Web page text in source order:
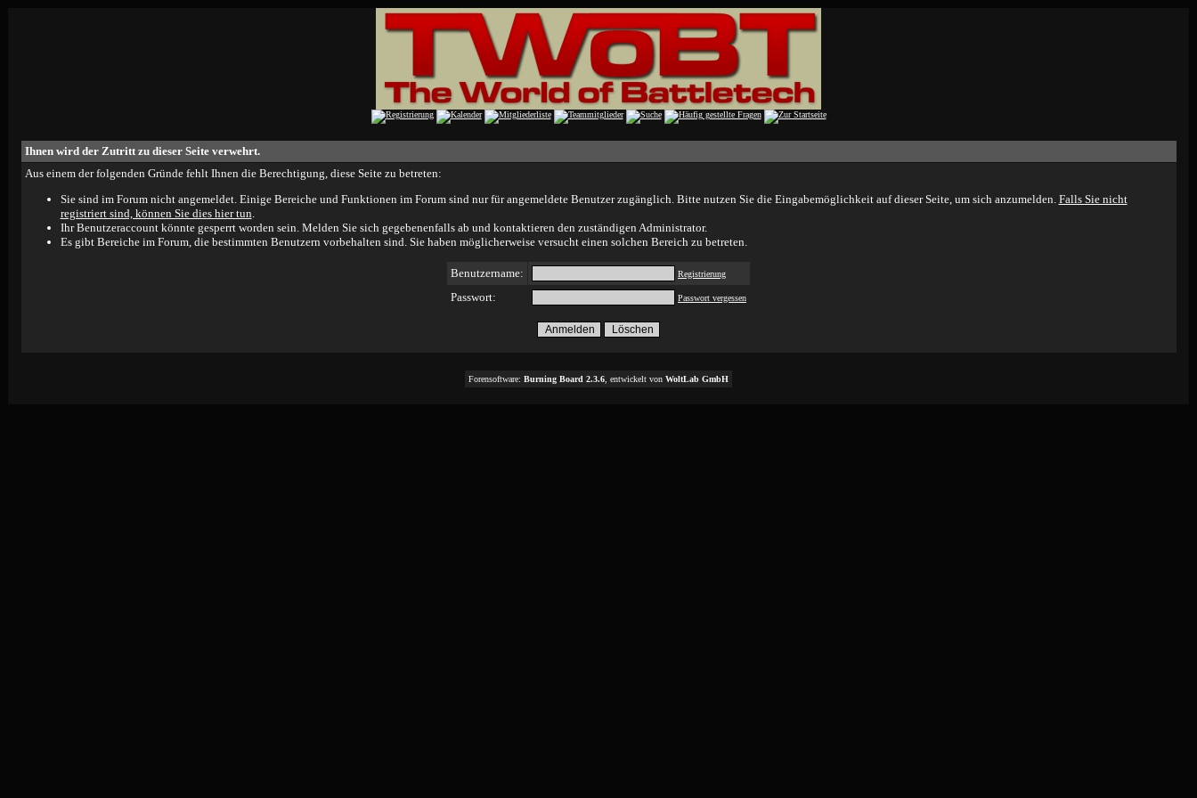
Ihnen wird der Zutritt zu dieser Seite verwehrt.
Aus einem der folgenden Gründe fehlt Ihnen die Berechtigung, diese Seite zu betreten:
Sie sind im Forum nicht angemeldet. Einige Bereiche und Funktionen im Forum sind nur für angemeldete Benutzer zugänglich. Bitte nutzen Sie die Eingabemöglichkeit auf dieser Seite, um sich anzumelden. Falls Sie nicht
registriert sind, können Sie dies hier tun.
Ihr Benutzeraccount könnte gesperrt worden sein. Melden Sie sich gegebenenfalls ab und kontaktieren den zuständigen Administrator.
Es gibt Bereiche im Forum, die bestimmten Benutzern vorbehalten sind. Sie haben möglicherweise versucht einen solchen Bereich zu betreten.
Benutzername: Registrierung
Passwort: Passwort vergessen
Forensoftware: Burning Board 2.3.6 , entwickelt von WoltLab GmbH